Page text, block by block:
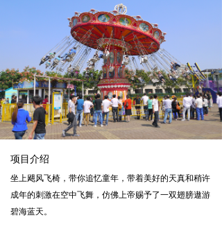
项目介绍
坐上飓风飞椅，带你追忆童年，带着美好的天真和稍许
成年的刺激在空中飞舞，仿佛上帝赐予了一双翅膀遨游
碧海蓝天。